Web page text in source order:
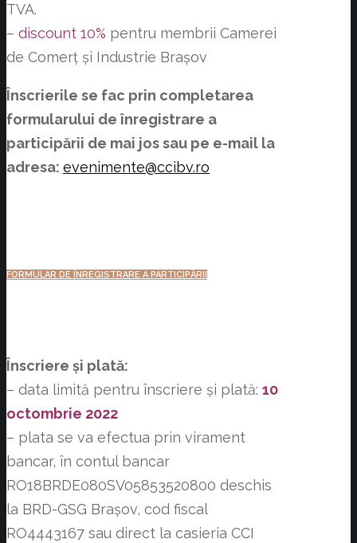
TVA.
– discount 10% pentru membrii Camerei
de Comerț și Industrie Brașov
Înscrierile se fac prin completarea
formularului de înregistrare a
participării de mai jossau pe e-mail la
adresa: evenimente@ccibv.ro
FORMULAR DE ÎNREGISTRARE A PARTICIPĂRII
Înscriere și plată:
– data limită pentru înscriere și plată: 10
octombrie 2022
– plata se va efectua prin virament
bancar, în contul bancar
RO18BRDE080SV05853520800 deschis
la BRD-GSG Braşov, cod fiscal
RO4443167 sau direct la casieria CCI